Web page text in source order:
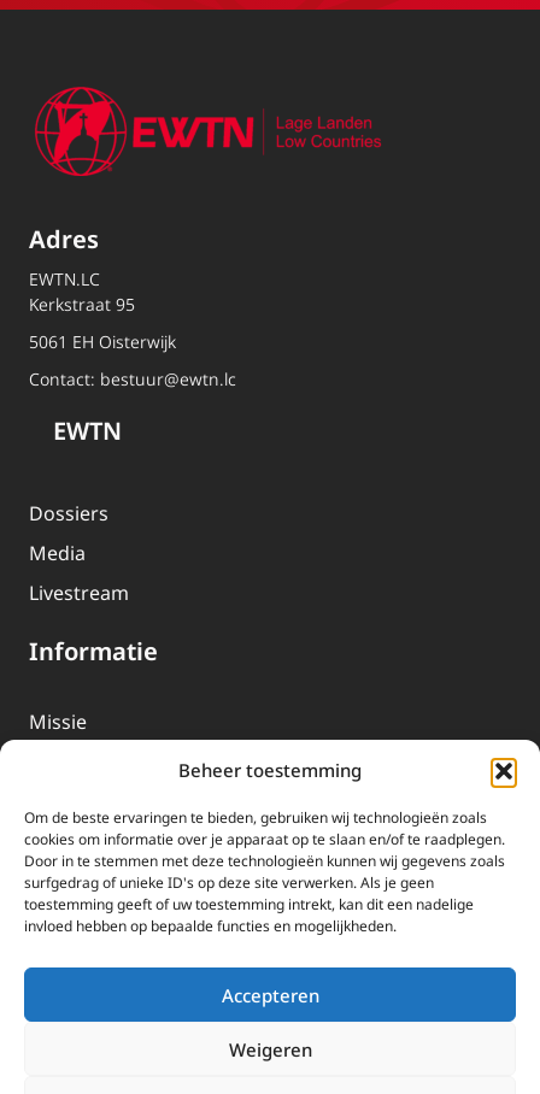
Beheer toestemming
Om de beste ervaringen te bieden, gebruiken wij technologieën zoals
cookies om informatie over je apparaat op te slaan en/of te raadplegen.
Door in te stemmen met deze technologieën kunnen wij gegevens zoals
surfgedrag of unieke ID's op deze site verwerken. Als je geen
toestemming geeft of uw toestemming intrekt, kan dit een nadelige
invloed hebben op bepaalde functies en mogelijkheden.
Accepteren
Weigeren
Adres
EWTN.LC
Kerkstraat 95
5061 EH Oisterwijk
Contact: bestuur@ewtn.lc
EWTN
Dossiers
Media
Livestream
Informatie
Missie
EWTN-Team
Organisatiegegevens
Doneren
EWTN wordt uitsluitend gefinancierd door uw donaties.
Wij ontvangen bewust geen advertentie-inkomsten of